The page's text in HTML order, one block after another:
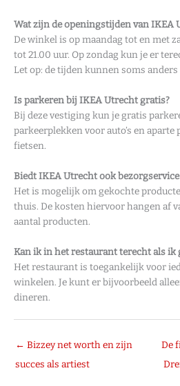
Wat zijn de openingstijden van IKEA
De winkel is op maandag tot en met
tot 21.00 uur. Op zondag kun je er
Let op: de tijden kunnen soms
Is parkeren bij IKEA Utrecht gratis?
Bij deze vestiging kun je gratis
parkeerplekken voor auto’s en
fietsen.
Biedt IKEA Utrecht ook bezorgservice
Het is mogelijk om gekochte
thuis. De kosten hiervoor hangen af
aantal producten.
Kan ik in het restaurant terecht als ik
Het restaurant is toegankelijk voor
winkelen. Je kunt er bijvoorbeeld
dineren.
← Bizzey net worth en zijn
succes als artiest
De